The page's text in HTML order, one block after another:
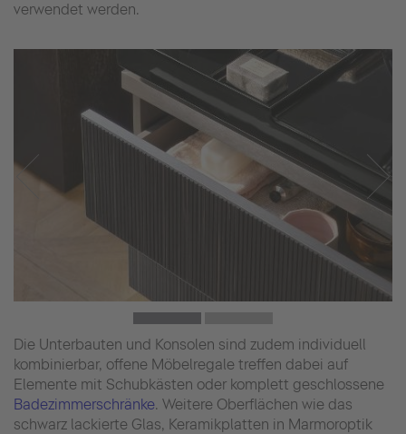
verwendet werden.
Die Unterbauten und Konsolen sind zudem individuell
kombinierbar, offene Möbelregale treffen dabei auf
Elemente mit Schubkästen oder komplett geschlossene
Badezimmerschränke. Weitere Oberflächen wie das
schwarz lackierte Glas, Keramikplatten in Marmoroptik